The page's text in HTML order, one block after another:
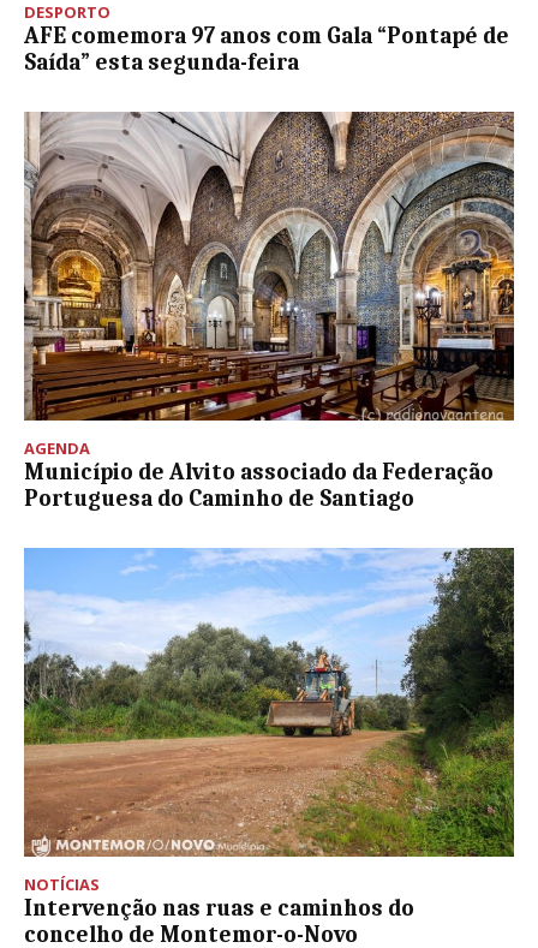
DESPORTO
AFE comemora 97 anos com Gala “Pontapé de
Saída” esta segunda-feira
AGENDA
Município de Alvito associado da Federação
Portuguesa do Caminho de Santiago
NOTÍCIAS
Intervenção nas ruas e caminhos do
concelho de Montemor-o-Novo